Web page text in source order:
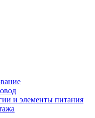
и элементы питания